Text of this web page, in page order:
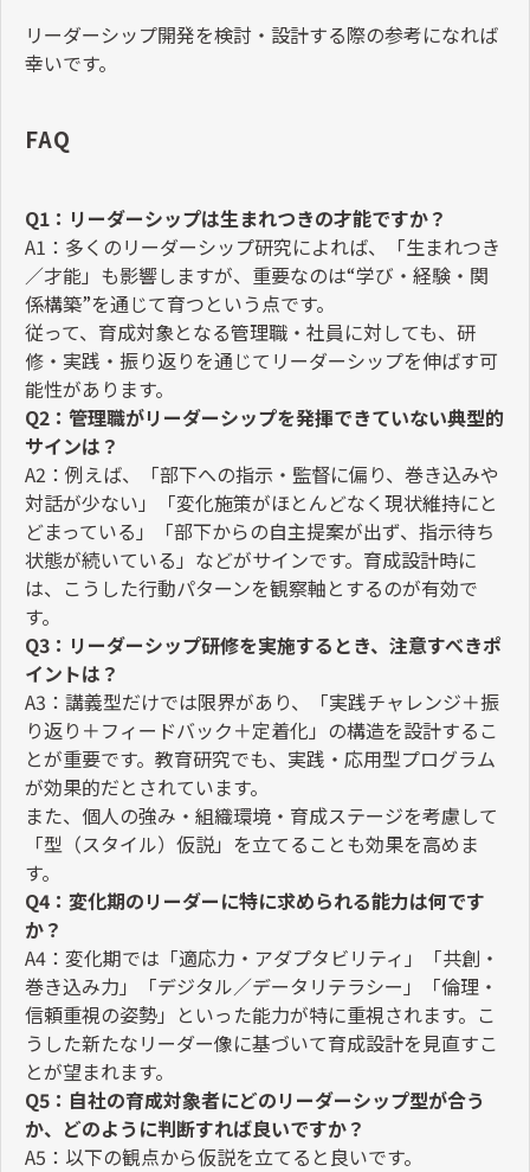
リーダーシップ開発を検討・設計する際の参考になれば
幸いです。
FAQ
Q1 ：リーダーシップは生まれつきの才能ですか？
A1 ：多くのリーダーシップ研究によれば、「生まれつき
／才能」も影響しますが、重要なのは“学び・経験・関
係構築”を通じて育つという点です。
従って、育成対象となる管理職・社員に対しても、研
修・実践・振り返りを通じてリーダーシップを伸ばす可
能性があります。
Q2 ：管理職がリーダーシップを発揮できていない典型的
サインは？
A2 ：例えば、「部下への指示・監督に偏り、巻き込みや
対話が少ない」「変化施策がほとんどなく現状維持にと
どまっている」「部下からの自主提案が出ず、指示待ち
状態が続いている」などがサインです。育成設計時に
は、こうした行動パターンを観察軸とするのが有効で
す。
Q3 ：リーダーシップ研修を実施するとき、注意すべきポ
イントは？
A3 ：講義型だけでは限界があり、「実践チャレンジ＋振
り返り＋フィードバック＋定着化」の構造を設計するこ
とが重要です。教育研究でも、実践・応用型プログラム
が効果的だとされています。
また、個人の強み・組織環境・育成ステージを考慮して
「型（スタイル）仮説」を立てることも効果を高めま
す。
Q4 ：変化期のリーダーに特に求められる能力は何です
か？
A4 ：変化期では「適応力・アダプタビリティ」「共創・
巻き込み力」「デジタル／データリテラシー」「倫理・
信頼重視の姿勢」といった能力が特に重視されます。こ
うした新たなリーダー像に基づいて育成設計を見直すこ
とが望まれます。
Q5 ：自社の育成対象者にどのリーダーシップ型が合う
か、どのように判断すれば良いですか？
A5 ：以下の観点から仮説を立てると良いです。